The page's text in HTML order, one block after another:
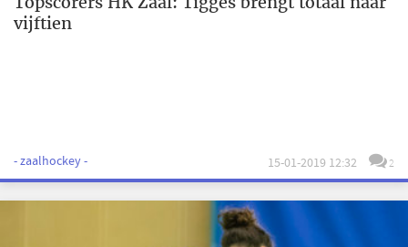
vijftien
- zaalhockey - 15-01-2019 12:32 2